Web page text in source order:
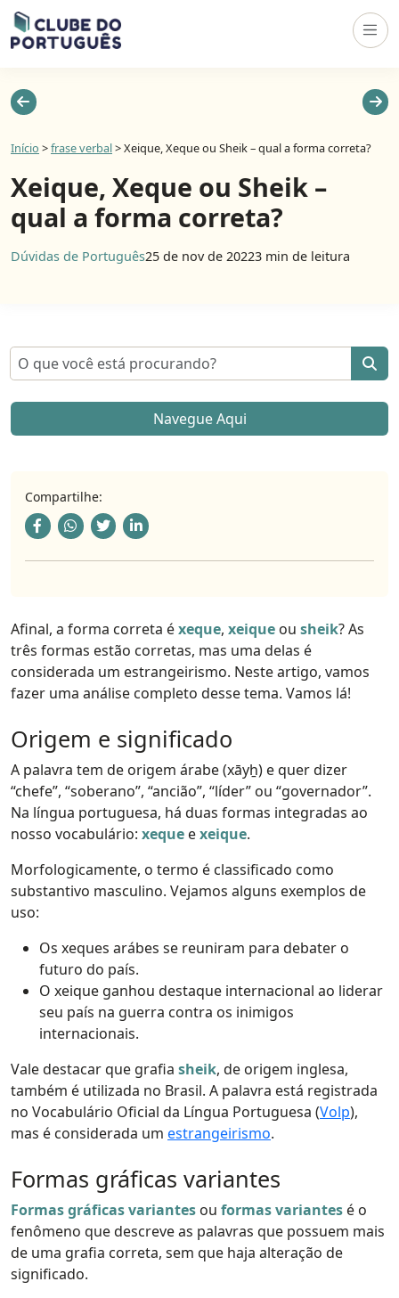
Início >frase verbal>Xeique, Xeque ou Sheik – qual a forma correta?
Xeique, Xeque ou Sheik –
qual a forma correta?
Dúvidas de Português25 de nov de 20223 min de leitura
Compartilhe:
Afinal, a forma correta éxeque, xeique ou sheik? As
três formas estão corretas, mas uma delas é
considerada um estrangeirismo. Neste artigo, vamos
fazer uma análise completo desse tema. Vamos lá!
Origem e significado
A palavra tem de origem árabe (xāyẖ) e quer dizer
“chefe”, “soberano”, “ancião”, “líder” ou “governador”.
Na língua portuguesa, há duas formas integradas ao
nosso vocabulário: xeque exeique.
Morfologicamente, o termo é classificado como
substantivo masculino. Vejamos alguns exemplos de
uso:
Os xeques arábes se reuniram para debater o
futuro do país.
O xeique ganhou destaque internacional ao liderar
seu país na guerra contra os inimigos
internacionais.
Vale destacar que grafia sheik, de origem inglesa,
também é utilizada no Brasil. A palavra está registrada
no Vocabulário Oficial da Língua Portuguesa (Volp),
mas é considerada um estrangeirismo.
Formas gráficas variantes
Formas gráficas variantes ou formas variantes é o
fenômeno que descreve as palavras que possuem mais
de uma grafia correta, sem que haja alteração de
significado.
Pesquisar por:
Navegue Aqui